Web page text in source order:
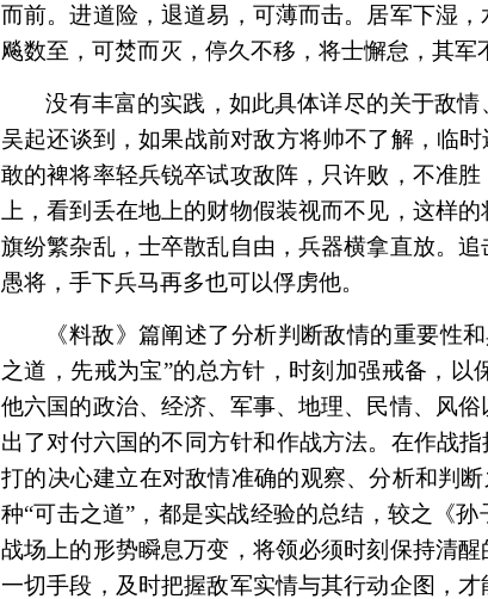
而前。进道险，退道易，可薄而击。居军下湿
飚数至，可焚而灭，停久不移，将士懈怠，其军
没有丰富的实践，如此具体详尽的关于敌
吴起还谈到，如果战前对敌方将帅不了解，临
敢的裨将率轻兵锐卒试攻敌阵，只许败，不准
上，看到丢在地上的财物假装视而不见，这样
旗纷繁杂乱，士卒散乱自由，兵器横拿直放。
愚将，手下兵马再多也可以俘虏他。
《料敌》篇阐述了分析判断敌情的重要性
之道，先戒为宝”的总方针，时刻加强戒备，
他六国的政治、经济、军事、地理、民情、风
出了对付六国的不同方针和作战方法。在作战
打的决心建立在对敌情准确的观察、分析和判
种“可击之道”，都是实战经验的总结，较之《
战场上的形势瞬息万变，将领必须时刻保持清
一切手段，及时把握敌军实情与其行动企图，